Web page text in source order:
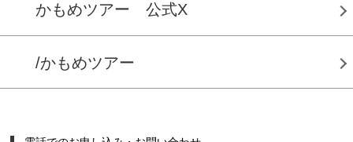
かもめツアー 公式X
/かもめツアー